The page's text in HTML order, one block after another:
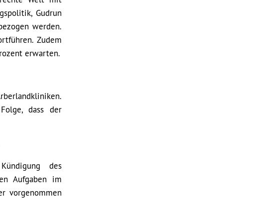
Gudrun
werden.
Zudem
erwarten.
dass der
des
Aufgaben im
vorgenommen